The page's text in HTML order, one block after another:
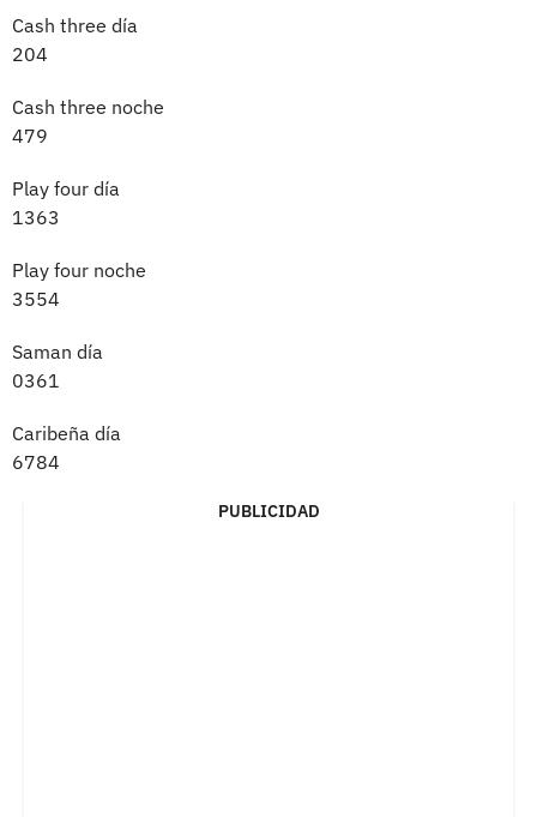
Cash three día
204
Cash three noche
479
Play four día
1363
Play four noche
3554
Saman día
0361
Caribeña día
6784
PUBLICIDAD